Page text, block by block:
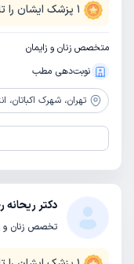
1 پزشک ایشان را
متخصص زنان و زایمان
نوبت‌دهی مطب
تهران، شهرک اکباتان، انتهای فاز 3،
دکتر
تخصص زنان و